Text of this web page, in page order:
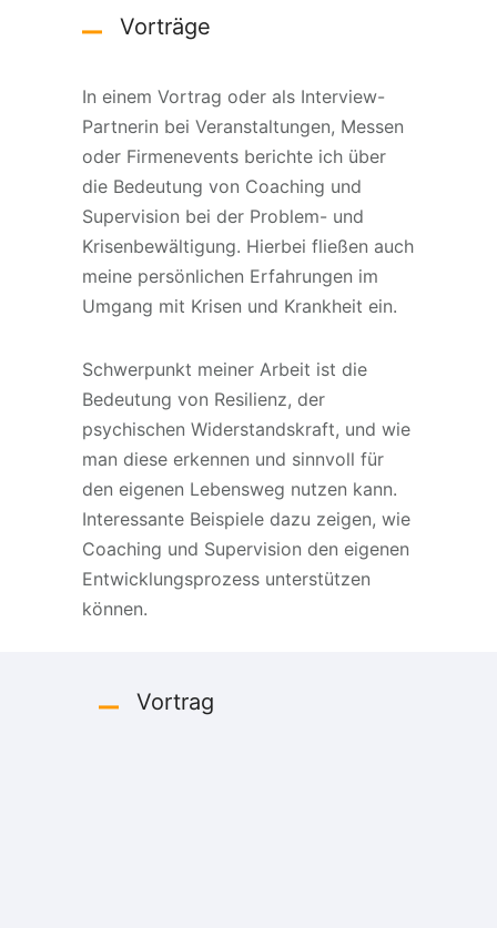
Vorträge
In einem Vortrag oder als Interview-
Partnerin bei Veranstaltungen, Messen
oder Firmenevents berichte ich über
die Bedeutung von Coaching und
Supervision bei der Problem- und
Krisenbewältigung. Hierbei fließen auch
meine persönlichen Erfahrungen im
Umgang mit Krisen und Krankheit ein.
Schwerpunkt meiner Arbeit ist die
Bedeutung von Resilienz, der
psychischen Widerstandskraft, und wie
man diese erkennen und sinnvoll für
den eigenen Lebensweg nutzen kann.
Interessante Beispiele dazu zeigen, wie
Coaching und Supervision den eigenen
Entwicklungsprozess unterstützen
können.
Vortrag